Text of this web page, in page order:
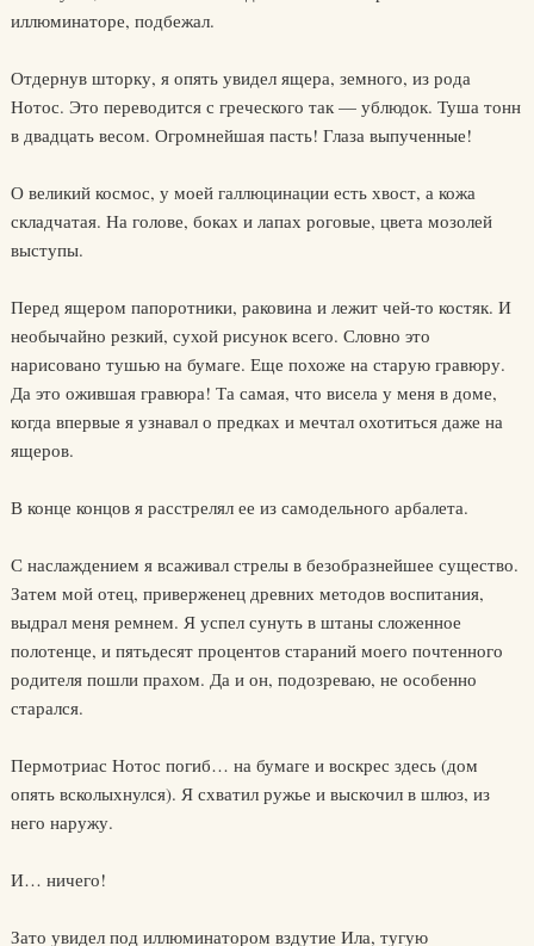
иллюминаторе, подбежал.
Отдернув шторку, я опять увидел ящера, земного, из рода
Нотос. Это переводится с греческого так — ублюдок. Туша тонн
в двадцать весом. Огромнейшая пасть! Глаза выпученные!
О великий космос, у моей галлюцинации есть хвост, а кожа
складчатая. На голове, боках и лапах роговые, цвета мозолей
выступы.
Перед ящером папоротники, раковина и лежит чей-то костяк. И
необычайно резкий, сухой рисунок всего. Словно это
нарисовано тушью на бумаге. Еще похоже на старую гравюру.
Да это ожившая гравюра! Та самая, что висела у меня в доме,
когда впервые я узнавал о предках и мечтал охотиться даже на
ящеров.
В конце концов я расстрелял ее из самодельного арбалета.
С наслаждением я всаживал стрелы в безобразнейшее существо.
Затем мой отец, приверженец древних методов воспитания,
выдрал меня ремнем. Я успел сунуть в штаны сложенное
полотенце, и пятьдесят процентов стараний моего почтенного
родителя пошли прахом. Да и он, подозреваю, не особенно
старался.
Пермотриас Нотос погиб… на бумаге и воскрес здесь (дом
опять всколыхнулся). Я схватил ружье и выскочил в шлюз, из
него наружу.
И… ничего!
Зато увидел под иллюминатором вздутие Ила, тугую